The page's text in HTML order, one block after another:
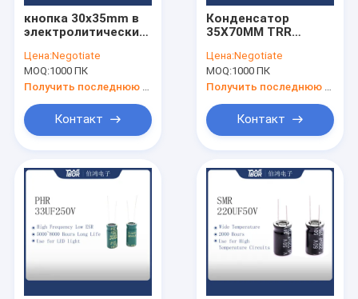
кнопка 30x35mm в
электролитических
220uf 450v ISO9001
Цена:Negotiate
MOQ:1000 ПК
Контакт
Конденсатор
35X70MM TRR
электролитический
для СПРЯТАННОГО
светлого UPS
Цена:Negotiate
MOQ:1000 ПК
Контакт